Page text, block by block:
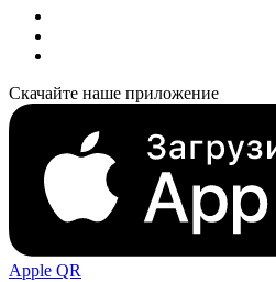
Скачайте наше приложение
Apple QR